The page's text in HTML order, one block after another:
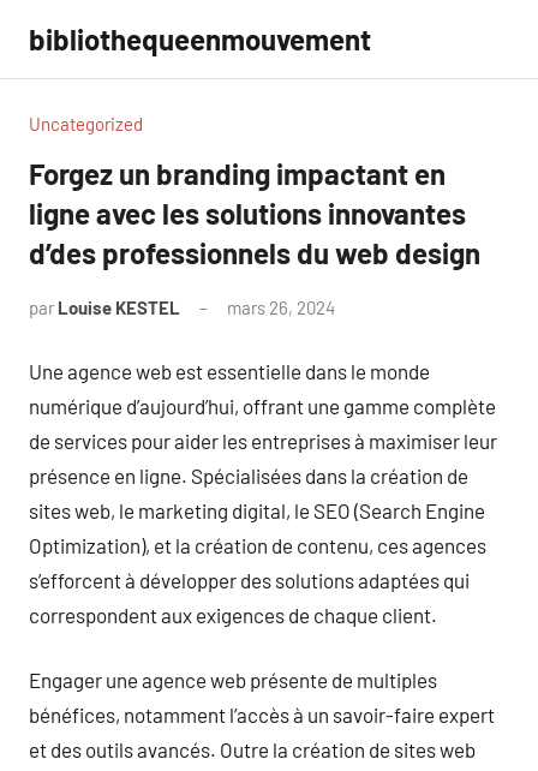
contenu
bibliothequeenmouvement
Uncategorized
Forgez un branding impactant en
ligne avec les solutions innovantes
d’des professionnels du web design
par Louise KESTEL mars 26, 2024
Une agence web est essentielle dans le monde
numérique d’aujourd’hui, offrant une gamme complète
de services pour aider les entreprises à maximiser leur
présence en ligne. Spécialisées dans la création de
sites web, le marketing digital, le SEO (Search Engine
Optimization), et la création de contenu, ces agences
s’efforcent à développer des solutions adaptées qui
correspondent aux exigences de chaque client.
Engager une agence web présente de multiples
bénéfices, notamment l’accès à un savoir-faire expert
et des outils avancés. Outre la création de sites web